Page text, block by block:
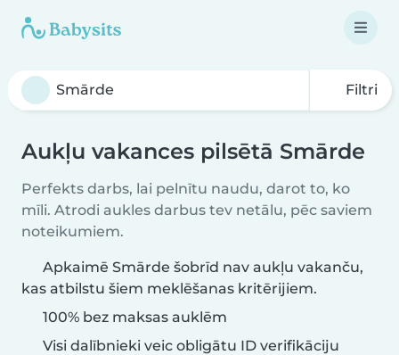
Filtri
Aukļu vakances pilsētā Smārde
Perfekts darbs, lai pelnītu naudu, darot to, ko
mīli. Atrodi aukles darbus tev netālu, pēc saviem
noteikumiem.
Apkaimē Smārde šobrīd nav aukļu vakanču,
kas atbilstu šiem meklēšanas kritērijiem.
100% bez maksas auklēm
Visi dalībnieki veic obligātu ID verifikāciju